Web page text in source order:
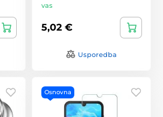
vas
5,02 €
Usporedba
Osnovna